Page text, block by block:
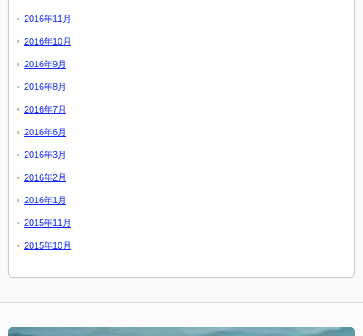
2016年11月
2016年10月
2016年9月
2016年8月
2016年7月
2016年6月
2016年3月
2016年2月
2016年1月
2015年11月
2015年10月